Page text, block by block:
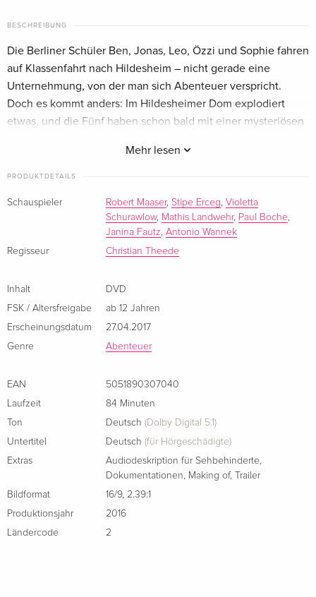
BESCHREIBUNG
Mehr lesen
Die Berliner Schüler Ben, Jonas, Leo, Özzi und Sophie fahren
auf Klassenfahrt nach Hildesheim – nicht gerade eine
Unternehmung, von der man sich Abenteuer verspricht.
Doch es kommt anders: Im Hildesheimer Dom explodiert
etwas, und die Fünf haben schon bald mit einer mysteriösen
PRODUKTDETAILS
Schauspieler Robert Maaser, Stipe Erceg, Violetta
Schurawlow, Mathis Landwehr, Paul Boche,
Janina Fautz, Antonio Wannek
Regisseur
Christian Theede
Inhalt
DVD
FSK / Altersfreigabe
ab 12 Jahren
Erscheinungsdatum
27.04.2017
Genre
Abenteuer
EAN
5051890307040
Laufzeit
84 Minuten
Ton
Deutsch (Dolby Digital 5.1)
Untertitel
Deutsch (für Hörgeschädigte)
Extras
Audiodeskription für Sehbehinderte,
Dokumentationen, Making of, Trailer
Bildformat
16/9, 2.39:1
Produktionsjahr
2016
Ländercode
2